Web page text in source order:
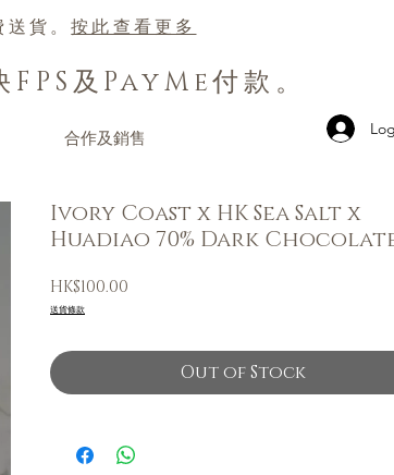
送貨。按此查看更多
合作及銷售
及PayMe付款。
Ivory Coast x HK Sea Salt x
Huadiao 70% Dark
HK$100.00
送貨條款
Out of Stock